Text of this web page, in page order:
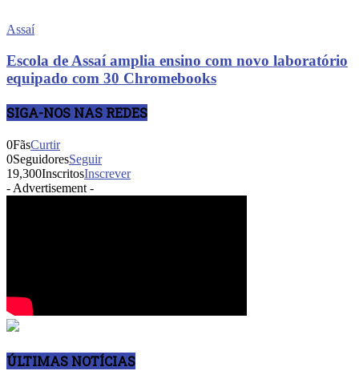
Assaí
Escola de Assaí amplia ensino com novo laboratório
equipado com 30 Chromebooks
SIGA-NOS NAS REDES
0FãsCurtir
0SeguidoresSeguir
19,300InscritosInscrever
- Advertisement -
ÚLTIMAS NOTÍCIAS